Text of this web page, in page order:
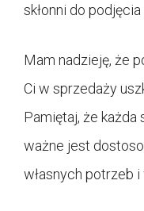
skłonni do
Mam nadzieję, że
Ci w sprzedaży
Pamiętaj, że każda
ważne jest
własnych potrzeb